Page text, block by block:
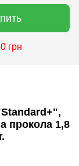
грн
,
прокола 1,8